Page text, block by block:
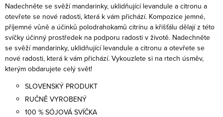
Nadechněte se svěží mandarinky, uklidňující levandule a citronu a
otevřete se nové radosti, která k vám přichází. Kompozice jemné,
příjemné vůně a účinků polodrahokamů citrínu a křišťálu dělají z této
svíčky účinný prostředek na podporu radosti v životě. Nadechněte
se svěží mandarinky, uklidňující levandule a citronu a otevřete se
nové radosti, která k vám přichází. Vykouzlete si na rtech úsměv,
kterým obdarujete celý svět!
SLOVENSKÝ PRODUKT
RUČNĚ VYROBENÝ
100 % SÓJOVÁ SVÍČKA